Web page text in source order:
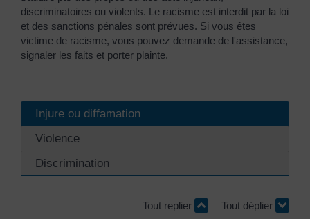
discriminatoires ou violents. Le racisme est interdit par la loi
et des sanctions pénales sont prévues. Si vous êtes
victime de racisme, vous pouvez demande de l'assistance,
signaler les faits et porter plainte.
Injure ou diffamation
Violence
Discrimination
Tout replier Tout déplier